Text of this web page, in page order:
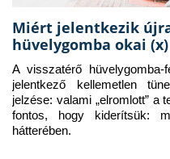
Miért jelentkezik
hüvelygomba okai (x)
A visszatérő
jelentkező kellemetlen
jelzése: valami „elromlott” a
fontos, hogy kiderítsük:
hátterében.